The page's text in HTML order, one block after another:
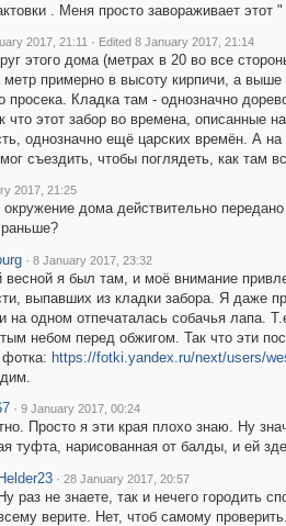
. Меня просто завораживает этот
2017, 21:11 · Edited 8 January 2017, 21:14
этого дома (метрах в 20 во все
примерно в высоту кирпичи, а
просека. Кладка там - однозначно
что этот забор во времена, описанные
однозначно ещё царских времён. А
съездить, чтобы поглядеть, как там
2017, 21:25
дома действительно
· 8 January 2017, 23:32
я был там, и моё внимание
выпавших из кладки забора. Я даже
на одном отпечаталась собачья лапа.
небом перед обжигом. Так что эти
https://fotki.yandex.ru/next/users/
· 9 January 2017, 00:24
Просто я эти края плохо знаю. Ну
туфта, нарисованная от балды, и ей
Helder23 · 28 January 2017, 20:57
Ну раз не знаете, так и нечего городить
верите. Нет, чтоб самому